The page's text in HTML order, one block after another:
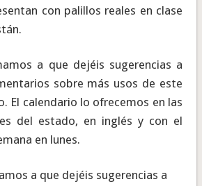
con palillos reales en clase
a que dejéis sugerencias a
sobre más usos de este
El calendario lo ofrecemos en las
del estado, en inglés y con el
en lunes.
a que dejéis sugerencias a